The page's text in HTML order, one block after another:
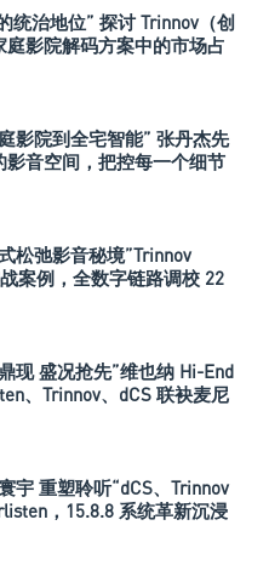
统治地位” 探讨 Trinnov（创
庭影院解码方案中的市场占
影院到全宅智能” 张丹杰先
影音空间，把控每一个细节
松弛影音秘境”Trinnov
案例，全数字链路调校 22
现 盛况抢先”维也纳 Hi-End
、Trinnov、dCS 联袂麦尼
宇 重塑聆听“dCS、Trinnov
，15.8.8 系统革新沉浸